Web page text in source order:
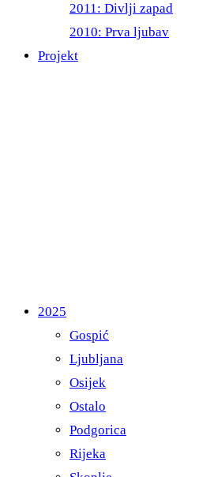
2011: Divlji zapad
2010: Prva ljubav
Projekt
2025
Gospić
Ljubljana
Osijek
Ostalo
Podgorica
Rijeka